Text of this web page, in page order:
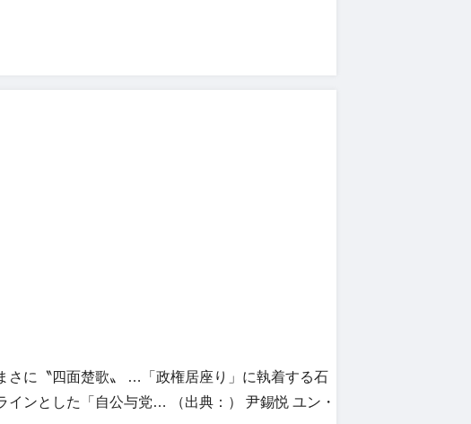
に〝四面楚歌〟 …「政権居座り」に執着する石
ンとした「自公与党… （出典：） 尹錫悦 ユン・